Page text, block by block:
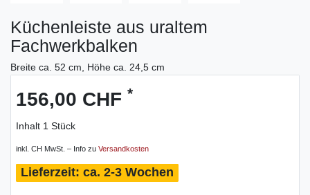
Küchenleiste aus uraltem
Fachwerkbalken
Breite ca. 52 cm, Höhe ca. 24,5 cm
156,00 CHF *
Inhalt 1 Stück
inkl. CH MwSt. – Info zu Versandkosten
ca. 2-3 Wochen